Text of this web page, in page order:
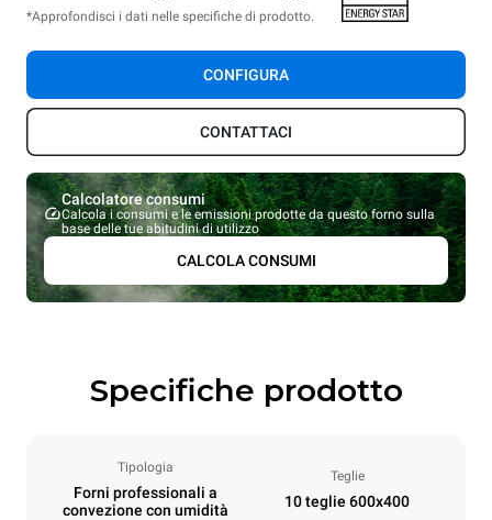
*Approfondisci i dati nelle specifiche di prodotto.
CONFIGURA
CONTATTACI
Calcolatore consumi
Calcola i consumi e le emissioni prodotte da questo forno sulla
base delle tue abitudini di utilizzo
CALCOLA CONSUMI
Specifiche prodotto
Tipologia
Forni professionali a
convezione con umidità
Teglie
10 teglie 600x400